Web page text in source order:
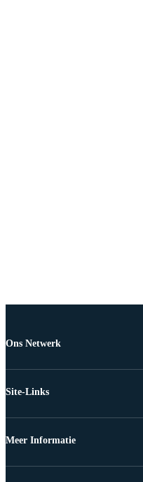
Ons Netwerk
Site-Links
Meer Informatie